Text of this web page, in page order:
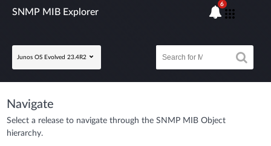
SNMP MIB Explorer
Junos OS Evolved 23.4R2
6
Navigate
Select a release to navigate through the SNMP MIB Object
hierarchy.